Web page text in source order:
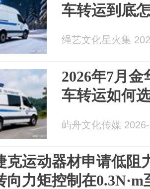
车转运到底
绳艺文化星火集
2026年7月
车转运如何
屿舟文化传媒
克运动器材申请低阻
向力矩控制在0.3N·m